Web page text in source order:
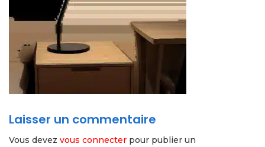
Laisser un commentaire
Vous devez vous connecter pour publier un